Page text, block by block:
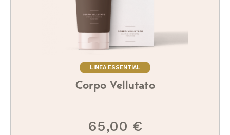
LINEA ESSENTIAL
Corpo Vellutato
65,00 €